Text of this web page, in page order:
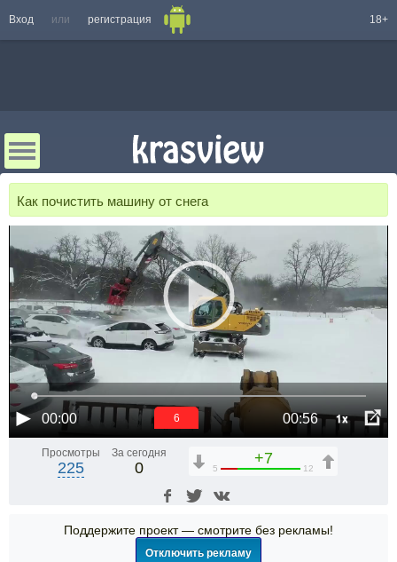
Вход или регистрация 18+
Как почистить машину от снега
00:00 00:56 1x
6
Просмотры
225
За сегодня
0
+7
5 12
Поддержите проект — смотрите без рекламы!
Отключить рекламу